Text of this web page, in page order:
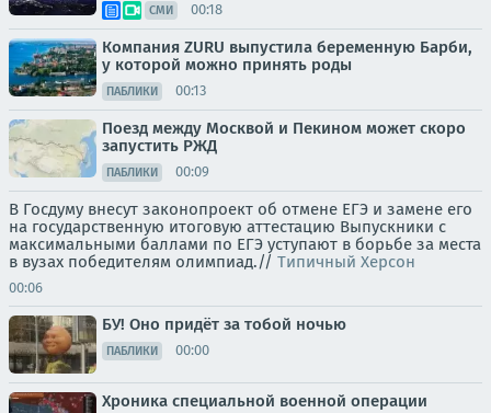
СМИ 00:18
Компания ZURU выпустила беременную Барби,
у которой можно принять роды
ПАБЛИКИ 00:13
Поезд между Москвой и Пекином может скоро
запустить РЖД
ПАБЛИКИ 00:09
В Госдуму внесут законопроект об отмене ЕГЭ и замене его
на государственную итоговую аттестацию Выпускники с
максимальными баллами по ЕГЭ уступают в борьбе за места
в вузах победителям олимпиад.// Типичный Херсон
00:06
БУ! Оно придёт за тобой ночью
ПАБЛИКИ 00:00
Хроника специальной военной операции